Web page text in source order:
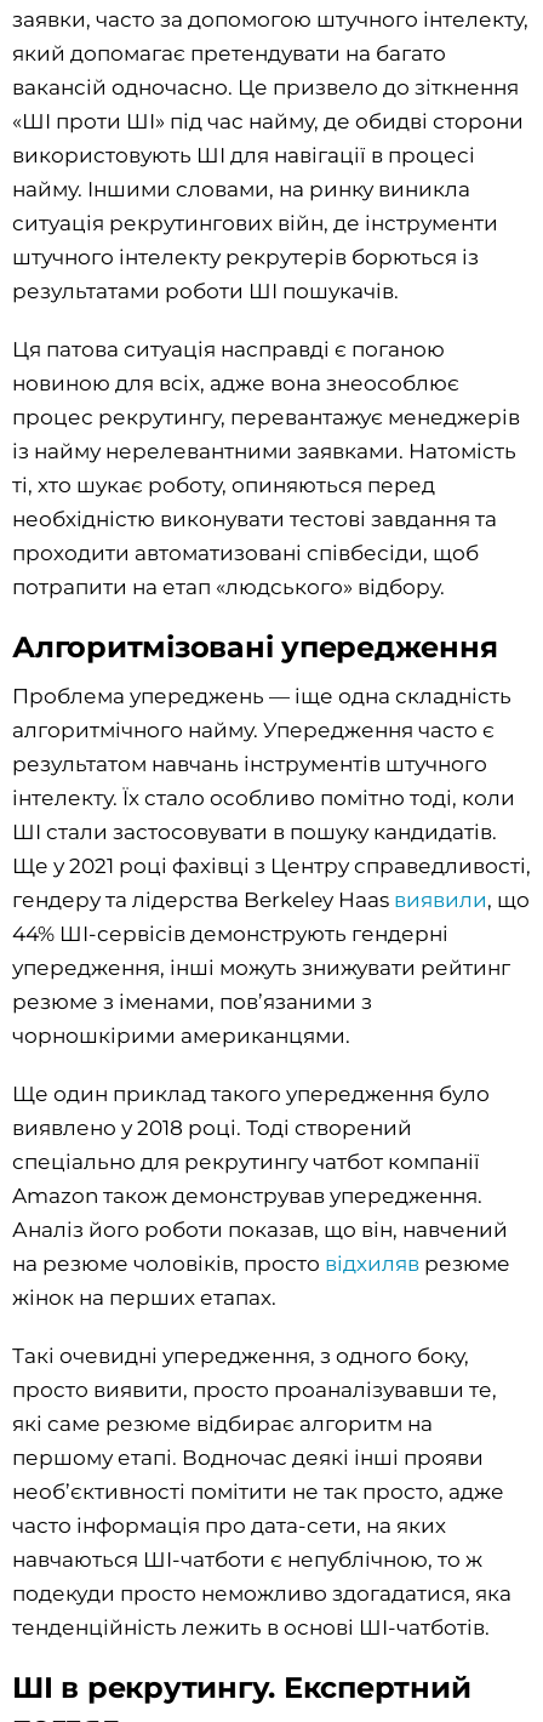
заявки, часто за допомогою штучного інтелекту,
який допомагає претендувати на багато
вакансій одночасно. Це призвело до зіткнення
«ШІ проти ШІ» під час найму, де обидві сторони
використовують ШІ для навігації в процесі
найму. Іншими словами, на ринку виникла
ситуація рекрутингових війн, де інструменти
штучного інтелекту рекрутерів борються із
результатами роботи ШІ пошукачів.
Ця патова ситуація насправді є поганою
новиною для всіх, адже вона знеособлює
процес рекрутингу, перевантажує менеджерів
із найму нерелевантними заявками. Натомість
ті, хто шукає роботу, опиняються перед
необхідністю виконувати тестові завдання та
проходити автоматизовані співбесіди, щоб
потрапити на етап «людського» відбору.
Алгоритмізовані упередження
Проблема упереджень — іще одна складність
алгоритмічного найму. Упередження часто є
результатом навчань інструментів штучного
інтелекту. Їх стало особливо помітно тоді, коли
ШІ стали застосовувати в пошуку кандидатів.
Ще у 2021 році фахівці з Центру справедливості,
гендеру та лідерства Berkeley Haas виявили, що
44% ШІ-сервісів демонструють гендерні
упередження, інші можуть знижувати рейтинг
резюме з іменами, пов’язаними з
чорношкірими американцями.
Ще один приклад такого упередження було
виявлено у 2018 році. Тоді створений
спеціально для рекрутингу чатбот компанії
Amazon також демонстрував упередження.
Аналіз його роботи показав, що він, навчений
на резюме чоловіків, просто відхиляв резюме
жінок на перших етапах.
Такі очевидні упередження, з одного боку,
просто виявити, просто проаналізувавши те,
які саме резюме відбирає алгоритм на
першому етапі. Водночас деякі інші прояви
необ’єктивності помітити не так просто, адже
часто інформація про дата-сети, на яких
навчаються ШІ-чатботи є непублічною, то ж
подекуди просто неможливо здогадатися, яка
тенденційність лежить в основі ШІ-чатботів.
ШІ в рекрутингу. Експертний